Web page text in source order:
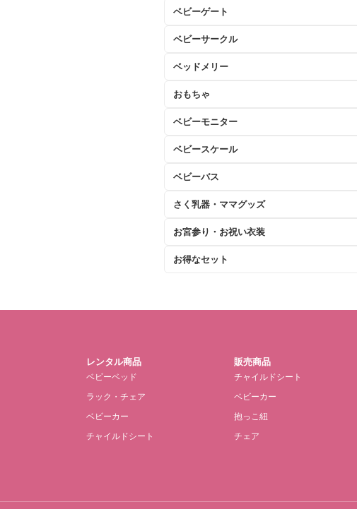
ベビーゲート
ベビーサークル
ベッドメリー
おもちゃ
ベビーモニター
ベビースケール
ベビーバス
さく乳器・ママグッズ
お宮参り・お祝い衣装
お得なセット
レンタル商品
ベビーベッド
ラック・チェア
ベビーカー
チャイルドシート
販売商品
チャイルドシート
ベビーカー
抱っこ紐
チェア